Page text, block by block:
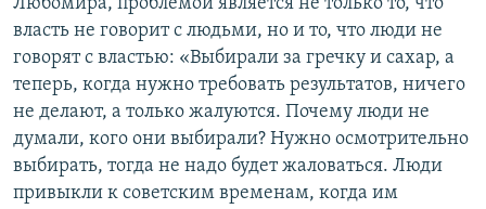
Любомира, проблемой является не только то, что
власть не говорит с людьми, но и то, что люди не
говорят с властью: «Выбирали за гречку и сахар, а
теперь, когда нужно требовать результатов, ничего
не делают, а только жалуются. Почему люди не
думали, кого они выбирали? Нужно осмотрительно
выбирать, тогда не надо будет жаловаться. Люди
привыкли к советским временам, когда им